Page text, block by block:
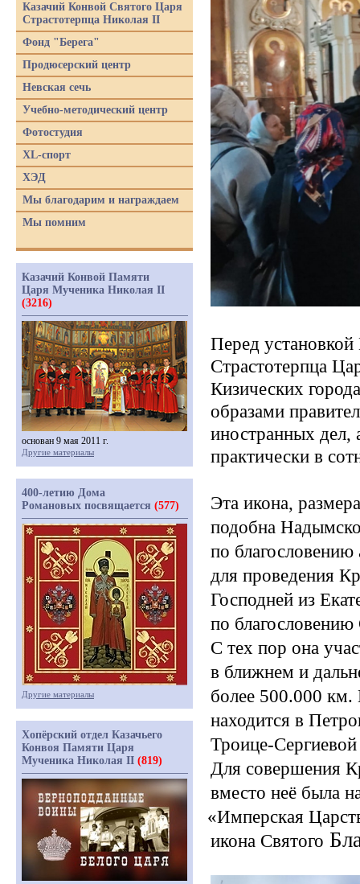
Перед установкой
Страстотерпца
Кизических
образами
иностранных дел,
практически в
Эта икона,
подобна
по
для проведения
Господней из
по
С тех пор она
в ближнем и
более 500.000 км.
находится в
Троице-
Для совершения
вместо неё была
«Имперская
икона Святого
Казачий Конвой Святого Царя
Страстотерпца Николая II
Фонд "Берега"
Продюсерский центр
Невская сечь
Учебно-методический центр
Фотостудия
XL-спорт
ХЭД
Мы благодарим и награждаем
Мы помним
Казачий Конвой Памяти
Царя Мученика Николая II
(3216)
основан 9 мая 2011 г.
Другие материалы
400-летию Дома
Романовых посвящается (577)
Другие материалы
Хопёрский отдел Казачьего
Конвоя Памяти Царя
Мученика Николая II (819)